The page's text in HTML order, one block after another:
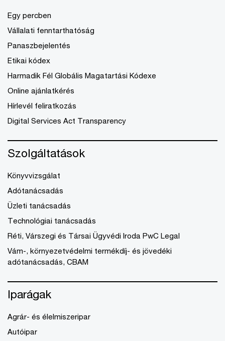
Egy percben
Vállalati fenntarthatóság
Panaszbejelentés
Etikai kódex
Harmadik Fél Globális Magatartási Kódexe
Online ajánlatkérés
Hírlevél feliratkozás
Digital Services Act Transparency
Szolgáltatások
Könyvvizsgálat
Adótanácsadás
Üzleti tanácsadás
Technológiai tanácsadás
Réti, Várszegi és Társai Ügyvédi Iroda PwC Legal
Vám-, környezetvédelmi termékdíj- és jövedéki
adótanácsadás, CBAM
Iparágak
Agrár- és élelmiszeripar
Autóipar